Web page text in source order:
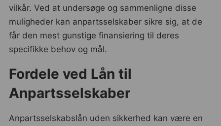
vilkår. Ved at undersøge og sammenligne disse
muligheder kan anpartsselskaber sikre sig, at de
får den mest gunstige finansiering til deres
specifikke behov og mål.
Fordele ved Lån til
Anpartsselskaber
Anpartsselskabslån uden sikkerhed kan være en